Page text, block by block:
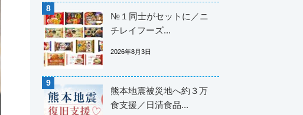
№１同士がセットに／ニ
チレイフーズ...
2026年8月3日
熊本地震被災地へ約３万
食支援／日清食品...